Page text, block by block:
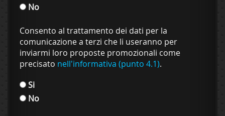
No
Consento al trattamento dei dati per la
comunicazione a terzi che li useranno per
inviarmi loro proposte promozionali come
precisato nell'informativa (punto 4.1).
Si
No